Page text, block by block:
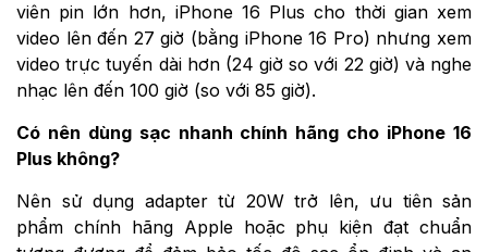
viên pin lớn hơn, iPhone 16 Plus cho thời gian xem
video lên đến 27 giờ (bằng iPhone 16 Pro) nhưng xem
video trực tuyến dài hơn (24 giờ so với 22 giờ) và nghe
nhạc lên đến 100 giờ (so với 85 giờ).
Có nên dùng sạc nhanh chính hãng cho iPhone 16
Plus không?
Nên sử dụng adapter từ 20W trở lên, ưu tiên sản
phẩm chính hãng Apple hoặc phụ kiện đạt chuẩn